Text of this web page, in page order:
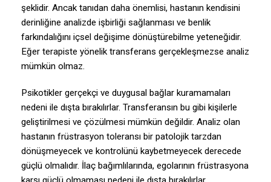
şeklidir. Ancak tanıdan daha önemlisi, hastanın kendisini
derinliğine analizde işbirliği sağlanması ve benlik
farkındalığını içsel değişime dönüştürebilme yeteneğidir.
Eğer terapiste yönelik transferans gerçekleşmezse analiz
mümkün olmaz.
Psikotikler gerçekçi ve duygusal bağlar kuramamaları
nedeni ile dışta bırakılırlar. Transferansın bu gibi kişilerle
geliştirilmesi ve çözülmesi mümkün değildir. Analiz olan
hastanın früstrasyon toleransı bir patolojik tarzdan
dönüşmeyecek ve kontrolünü kaybetmeyecek derecede
güçlü olmalıdır. İlaç bağımlılarında, egolarının früstrasyona